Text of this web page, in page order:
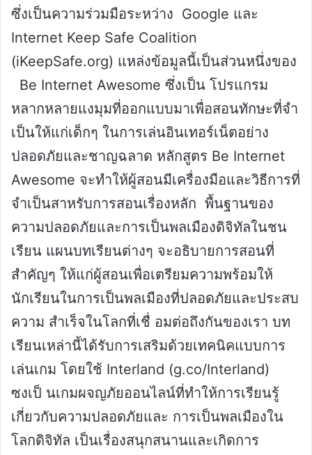
ซึ่งเป็นความร่วมมือระหว่าง Google และ
Internet Keep Safe Coalition
(iKeepSafe.org) แหล่งข้อมูลนี้เป็นส่วนหนึ่งของ
Be Internet Awesome ซึ่งเป็น โปรแกรม
หลากหลายแงมุมที่ออกแบบมาเพื่อสอนทักษะที่จํา
เป็นให้แก่เด็กๆ ในการเล่นอินเทอร์เน็ตอย่าง
ปลอดภัยและชาญฉลาด หลักสูตร Be Internet
Awesome จะทําให้ผู้สอนมีเครื่องมือและวิธีการที่
จําเป็นสาหรับการสอนเรื่องหลัก พื้นฐานของ
ความปลอดภัยและการเป็นพลเมืองดิจิทัลในชน
เรียน แผนบทเรียนต่างๆ จะอธิบายการสอนที่
สำคัญๆ ให้แก่ผู้สอนเพื่อเตรียมความพร้อมให้
นักเรียนในการเป็นพลเมืองที่ปลอดภัยและประสบ
ความ สำเร็จในโลกที่เชื่ อมต่อถึงกันของเรา บท
เรียนเหล่านี้ได้รับการเสริมด้วยเทคนิคแบบการ
เล่นเกม โดยใช้ Interland (g.co/Interland)
ซงเป็ นเกมผจญภัยออนไลน์ที่ทําให้การเรียนรู้
เกี่ยวกับความปลอดภัยและ การเป็นพลเมืองใน
โลกดิจิทัล เป็นเรื่องสนุกสนานและเกิดการ